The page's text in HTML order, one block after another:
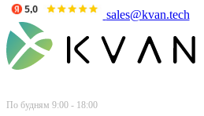
sales@kvan.tech
По будням 9:00 - 18:00